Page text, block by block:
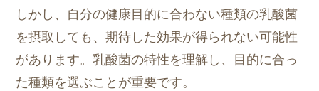
しかし、自分の健康目的に合わない種類の乳酸菌
を摂取しても、期待した効果が得られない可能性
があります。乳酸菌の特性を理解し、目的に合っ
た種類を選ぶことが重要です。